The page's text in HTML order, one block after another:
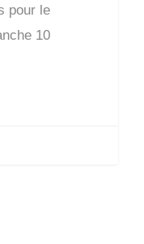
pour le
10